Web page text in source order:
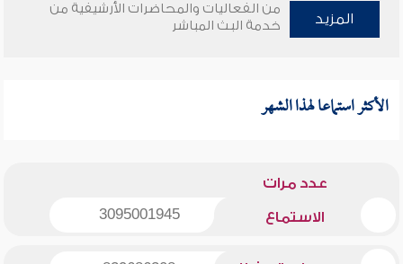
المزيد
من الفعاليات والمحاضرات الأرشيفية من
خدمة البث المباشر
الأكثر استماعا لهذا الشهر
عدد مرات
الاستماع 3095001945